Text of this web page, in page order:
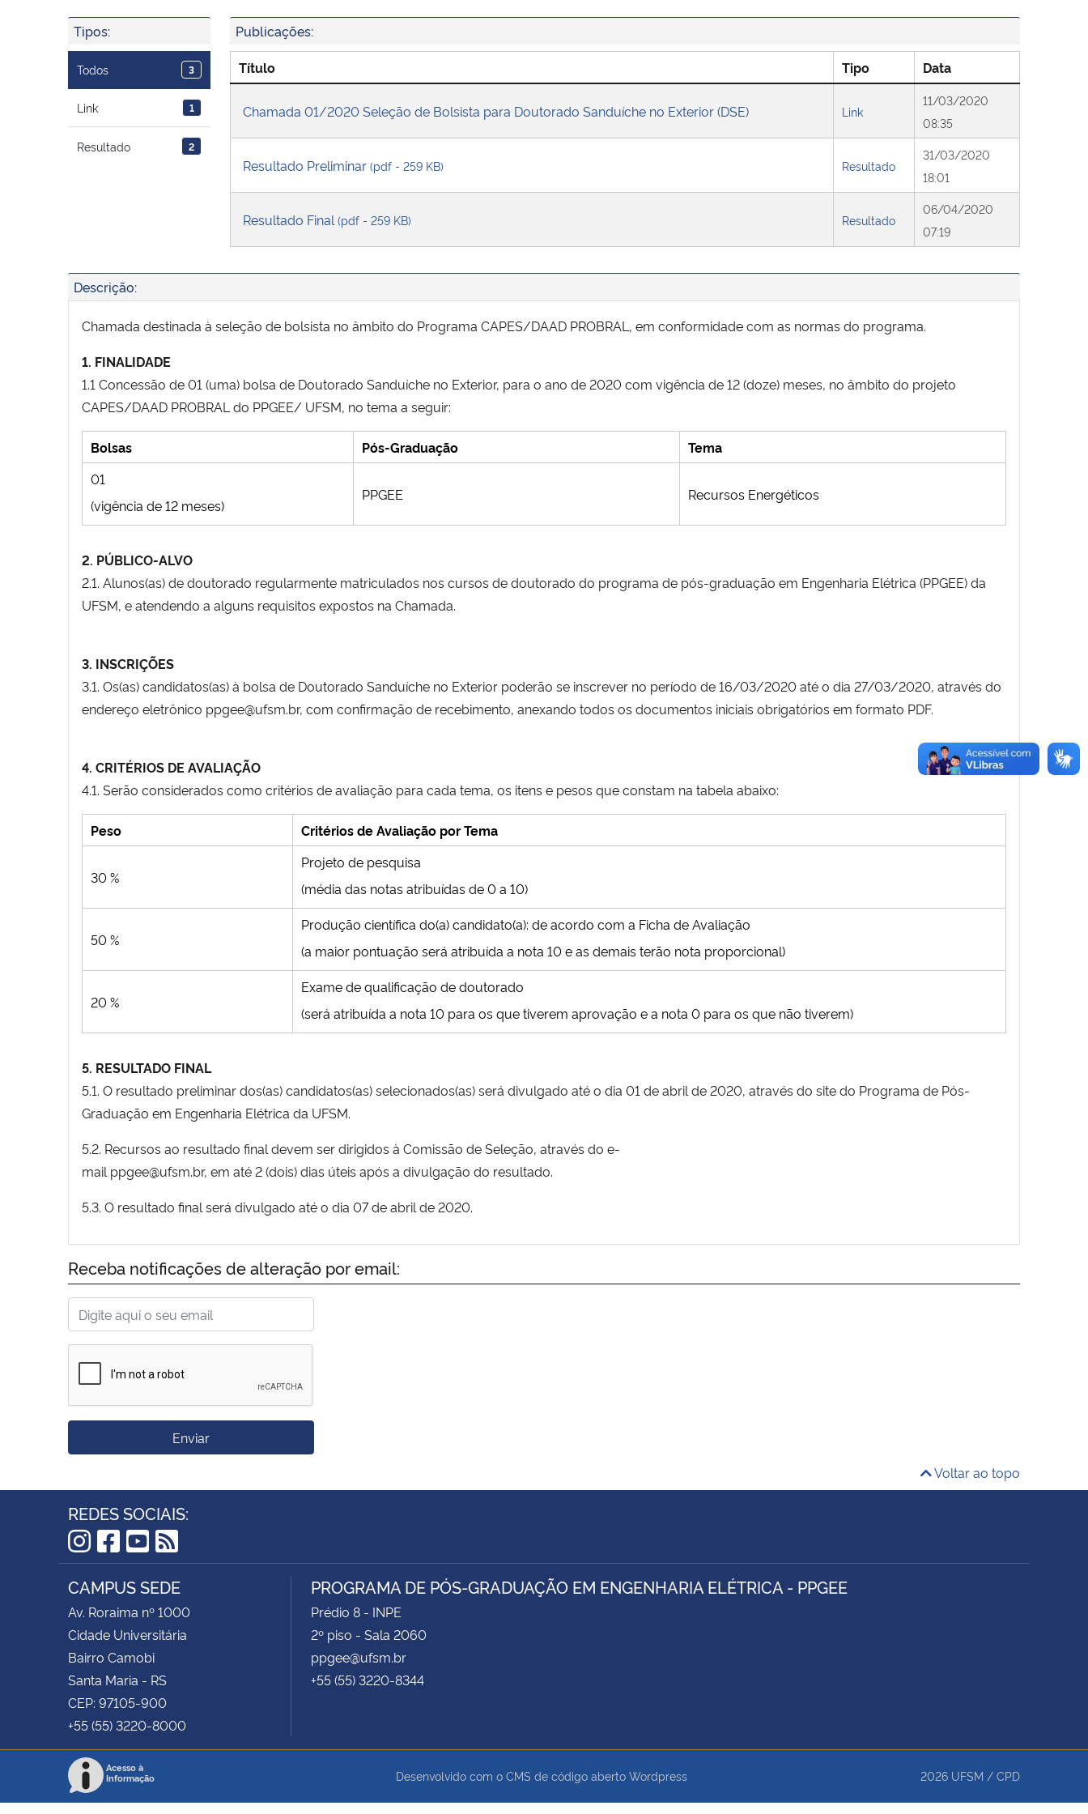
Tipos:
Todos 3
Link 1
Resultado 2
Publicações:
Título Tipo Data
Chamada 01/2020 Seleção de Bolsista para Doutorado Sanduíche no Exterior (DSE) Link
11/03/2020
08:35
Resultado Preliminar (pdf - 259 KB) Resultado
31/03/2020
18:01
Resultado Final (pdf - 259 KB) Resultado
06/04/2020
07:19
Descrição:
Chamada destinada à seleção de bolsista no âmbito do Programa CAPES/DAAD PROBRAL, em conformidade com as normas do programa.
1. FINALIDADE
1.1 Concessão de 01 (uma) bolsa de Doutorado Sanduíche no Exterior, para o ano de 2020 com vigência de 12 (doze) meses, no âmbito do projeto
CAPES/DAAD PROBRAL do PPGEE/ UFSM, no tema a seguir:
Bolsas Pós-Graduação
Tema
01
(vigência de 12 meses)
PPGEE Recursos Energéticos
2. PÚBLICO-ALVO
2.1. Alunos(as) de doutorado regularmente matriculados nos cursos de doutorado do programa de pós-graduação em Engenharia Elétrica (PPGEE) da
UFSM, e atendendo a alguns requisitos expostos na Chamada.
3. INSCRIÇÕES
3.1. Os(as) candidatos(as) à bolsa de Doutorado Sanduíche no Exterior poderão se inscrever no período de 16/03/2020 até o dia 27/03/2020, através do
endereço eletrônico ppgee@ufsm.br, com confirmação de recebimento, anexando todos os documentos iniciais obrigatórios em formato PDF.
4. CRITÉRIOS DE AVALIAÇÃO
4.1. Serão considerados como critérios de avaliação para cada tema, os itens e pesos que constam na tabela abaixo:
Peso Critérios de Avaliação por Tema
30 %
Projeto de pesquisa
(média das notas atribuídas de 0 a 10)
50 %
Produção científica do(a) candidato(a): de acordo com a Ficha de Avaliação
(a maior pontuação será atribuída a nota 10 e as demais terão nota proporcional)
20 %
Exame de qualificação de doutorado
(será atribuída a nota 10 para os que tiverem aprovação e a nota 0 para os que não tiverem)
5. RESULTADO FINAL
5.1. O resultado preliminar dos(as) candidatos(as) selecionados(as) será divulgado até o dia 01 de abril de 2020, através do site do Programa de Pós-
Graduação em Engenharia Elétrica da UFSM.
5.2. Recursos ao resultado final devem ser dirigidos à Comissão de Seleção, através do e-
mail ppgee@ufsm.br, em até 2 (dois) dias úteis após a divulgação do resultado.
5.3. O resultado final será divulgado até o dia 07 de abril de 2020.
Receba notificações de alteração por email:
Enviar
Voltar ao topo
REDES SOCIAIS:
Instagram
Facebook
YouTube
RSS
CAMPUS SEDE
Av. Roraima nº 1000
Cidade Universitária
Bairro Camobi
Santa Maria - RS
CEP: 97105-900
+55 (55) 3220-8000
PROGRAMA DE PÓS-GRADUAÇÃO EM ENGENHARIA ELÉTRICA - PPGEE
Prédio 8 - INPE
2º piso - Sala 2060
ppgee@ufsm.br
+55 (55) 3220-8344
Acesso à
Informação
Desenvolvido com o CMS de código aberto Wordpress 2026 UFSM / CPD